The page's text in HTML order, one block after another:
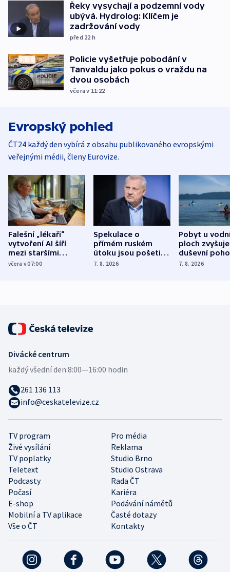
Řeky vysychají a podzemní vody
ubývá. Hydrolog: Klíčem je
zadržování vody
před 22 h
Policie vyšetřuje pobodání v
Tanvaldu jako pokus o vraždu na
dvou osobách
včera v 11:22
Evropský pohled
ČT24 každý den vybírá z obsahu publikovaného evropskými
veřejnými médii, členy Eurovize.
Falešní „lékaři“
vytvoření AI šíří
mezi staršími
Poláky nebezpečné
včera v 07:00
Spekulace o
přímém ruském
útoku jsou pošetilé,
míní estonský
7. 8. 2026
Pobyt u
ploch zvyšuje
duševní
ukázala
7. 8. 2026
TV program
Pro média
Živé vysílání
Reklama
TV poplatky
Studio Brno
Teletext
Studio Ostrava
Podcasty
Rada ČT
Počasí
Kariéra
E-shop
Podávání námětů
Mobilní a TV aplikace
Časté dotazy
Vše o ČT
Kontakty
Divácké centrum
každý všední den:8:00—16:00 hodin
261 136 113
info@ceskatelevize.cz